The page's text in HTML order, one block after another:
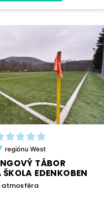
regiónu West
TÁBOR
EDENKOBEN
atmosféra